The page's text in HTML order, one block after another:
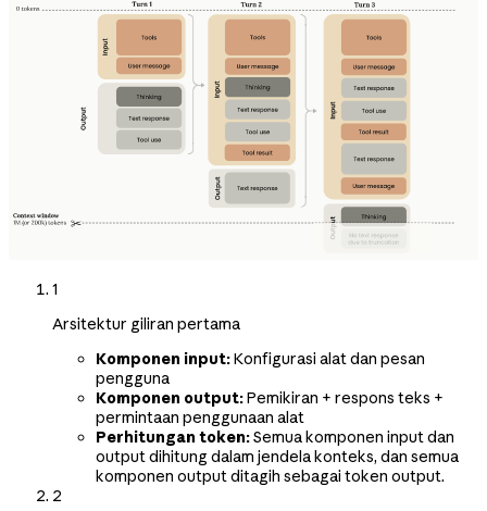
1
Arsitektur giliran pertama
Komponen input:Konfigurasi alat dan pesan
pengguna
Komponen output:Pemikiran + respons teks +
permintaan penggunaan alat
Perhitungan token:Semua komponen input dan
output dihitung dalam jendela konteks, dan semua
komponen output ditagih sebagai token output.
2